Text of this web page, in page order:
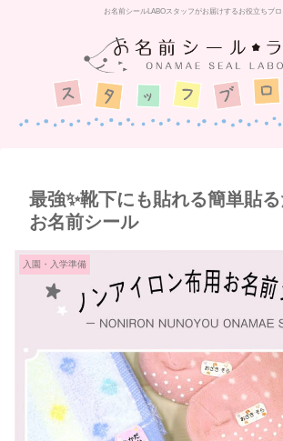
お名前シールLABOスタッフがお届けするお役立ちブ
最強✨️靴下にも貼れる簡単貼
お名前シール
入園・入学準備